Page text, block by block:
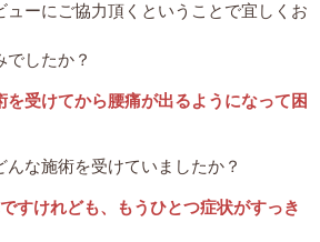
ーにご協力頂くということで宜しくお
したか？
受けてから腰痛が出るようになって困
な施術を受けていましたか？
すけれども、もうひとつ症状がすっき